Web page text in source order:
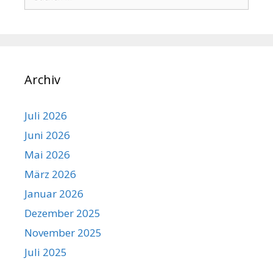
nach:
Archiv
Juli 2026
Juni 2026
Mai 2026
März 2026
Januar 2026
Dezember 2025
November 2025
Juli 2025